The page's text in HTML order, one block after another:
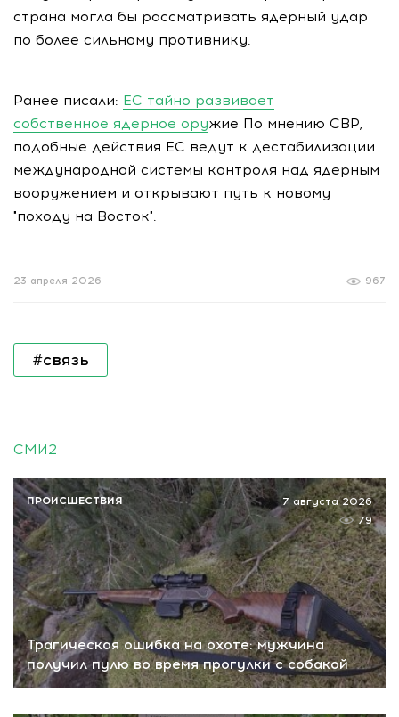
страна могла бы рассматривать ядерный удар
по более сильному противнику.
Ранее писали: ЕС тайно развивает
собственное ядерное оружие По мнению СВР,
подобные действия ЕС ведут к дестабилизации
международной системы контроля над ядерным
вооружением и открывают путь к новому
"походу на Восток".
967
23 апреля 2026
#связь
СМИ2
Трагическая ошибка на охоте: мужчина
получил пулю во время прогулки с собакой
7 августа 2026
79
ПРОИСШЕСТВИЯ